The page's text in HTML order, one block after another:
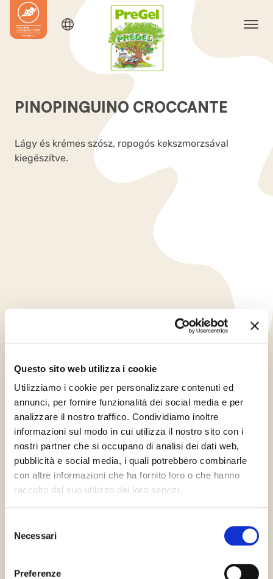
Questo sito web utilizza i cookie
Utilizziamo i cookie per personalizzare contenuti ed
annunci, per fornire funzionalità dei social media e per
analizzare il nostro traffico. Condividiamo inoltre
informazioni sul modo in cui utilizza il nostro sito con i
nostri partner che si occupano di analisi dei dati web,
pubblicità e social media, i quali potrebbero combinarle
con altre informazioni che ha fornito loro o che hanno
raccolto dal suo utilizzo dei loro servizi.
delNecessari
Preferenze
PINOPINGUINO CROCCANTE
Lágy és krémes szósz, ropogós kekszmorzsával
kiegészítve.
69472